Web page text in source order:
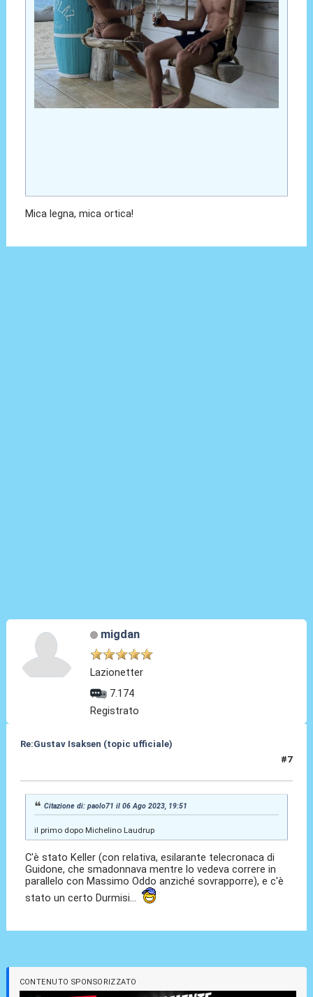
Mica legna, mica ortica!
migdan
Lazionetter
7.174
Registrato
Re:Gustav Isaksen (topic ufficiale)
#7
Citazione di: paolo71 il 06 Ago 2023, 19:51
il primo dopo Michelino Laudrup
C'è stato Keller (con relativa, esilarante telecronaca di
Guidone, che smadonnava mentre lo vedeva correre in
parallelo con Massimo Oddo anziché sovrapporre), e c'è
stato un certo Durmisi...
CONTENUTO SPONSORIZZATO